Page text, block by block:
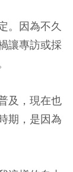
。因為不久
讓專訪或採
及，現在也
期，是因為